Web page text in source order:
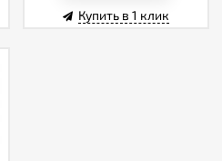
Купить в 1 клик